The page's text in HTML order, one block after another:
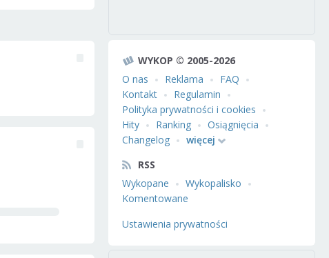
WYKOP © 2005-2026
O nas
Reklama
FAQ
Kontakt
Regulamin
Polityka prywatności i cookies
Hity
Ranking
Osiągnięcia
Changelog
więcej
RSS
Wykopane
Wykopalisko
Komentowane
Ustawienia prywatności